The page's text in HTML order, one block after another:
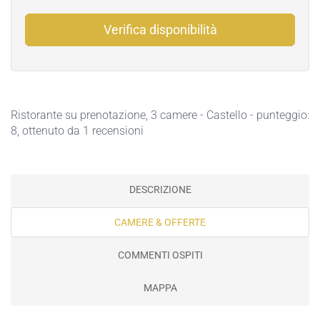
Verifica disponibilità
Ristorante su prenotazione, 3 camere - Castello - punteggio:
8, ottenuto da 1 recensioni
DESCRIZIONE
CAMERE & OFFERTE
COMMENTI OSPITI
MAPPA